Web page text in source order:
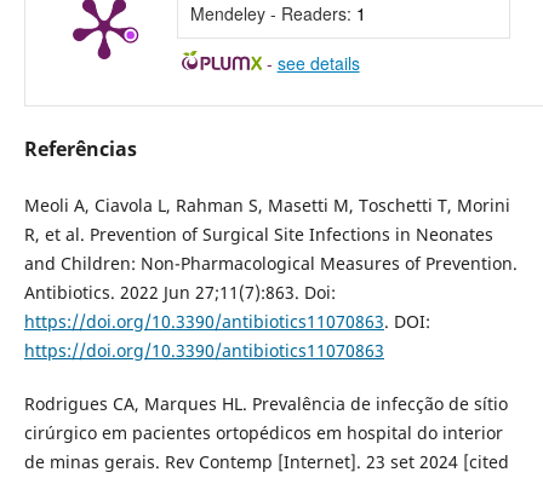
Mendeley - Readers: 1
- see details
Referências
Meoli A, Ciavola L, Rahman S, Masetti M, Toschetti T, Morini
R, et al. Prevention of Surgical Site Infections in Neonates
and Children: Non-Pharmacological Measures of Prevention.
Antibiotics. 2022 Jun 27;11(7):863. Doi:
https://doi.org/10.3390/antibiotics11070863. DOI:
https://doi.org/10.3390/antibiotics11070863
Rodrigues CA, Marques HL. Prevalência de infecção de sítio
cirúrgico em pacientes ortopédicos em hospital do interior
de minas gerais. Rev Contemp [Internet]. 23 set 2024 [cited